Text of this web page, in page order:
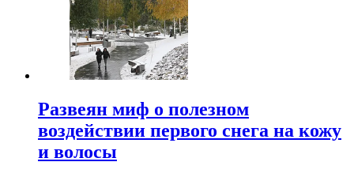
Развеян миф о полезном
воздействии первого снега на кожу
и волосы